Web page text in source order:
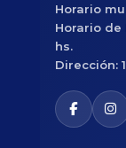
Horario
Horario de
hs.
Dirección: